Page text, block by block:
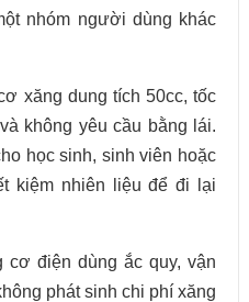
nhóm người dùng khác
xăng dung tích 50cc, tốc
không yêu cầu bằng lái.
học sinh, sinh viên hoặc
kiệm nhiên liệu để đi lại
cơ điện dùng ắc quy, vận
phát sinh chi phí xăng